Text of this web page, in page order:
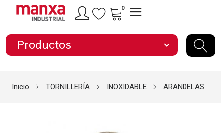
0
Productos expand_more
Inicio TORNILLERÍA INOXIDABLE ARANDELAS